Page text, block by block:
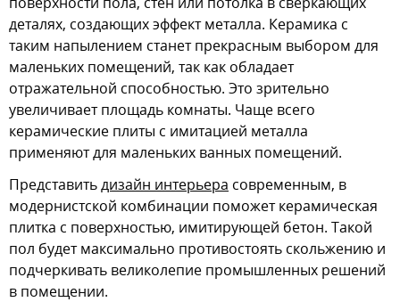
деталях, создающих эффект металла. Керамика с
таким напылением станет прекрасным выбором для
маленьких помещений, так как обладает
отражательной способностью. Это зрительно
увеличивает площадь комнаты. Чаще всего
керамические плиты с имитацией металла
применяют для маленьких ванных помещений.
Представитьдизайн интерьера современным, в
модернистской комбинации поможет керамическая
плитка с поверхностью, имитирующей бетон. Такой
пол будет максимально противостоять скольжению и
подчеркивать великолепие промышленных решений
в помещении.